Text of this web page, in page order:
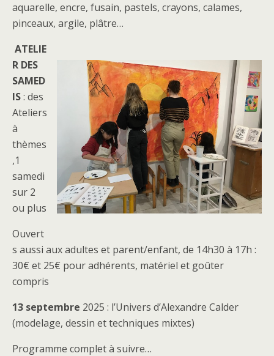
aquarelle, encre, fusain, pastels, crayons, calames,
pinceaux, argile, plâtre…
ATELIE
R DES
SAMED
IS: des
Ateliers
à
thèmes
,1
samedi
sur 2
ou plus
Ouvert
s aussi aux adultes et parent/enfant, de 14h30 à 17h :
30€ et 25€ pour adhérents, matériel et goûter
compris
13 septembre 2025 : l’Univers d’Alexandre Calder
(modelage, dessin et techniques mixtes)
Programme complet à suivre…